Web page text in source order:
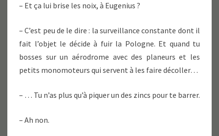
– Et ça lui brise les noix, à Eugenius ?
– C’est peu de le dire : la surveillance constante dont il
fait l’objet le décide à fuir la Pologne. Et quand tu
bosses sur un aérodrome avec des planeurs et les
petits monomoteurs qui servent à les faire décoller…
– … Tu n’as plus qu’à piquer un des zincs pour te barrer.
– Ah non.